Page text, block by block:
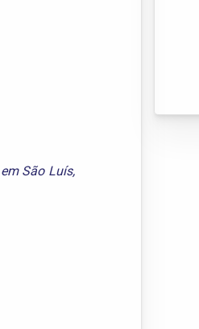
São Luís,